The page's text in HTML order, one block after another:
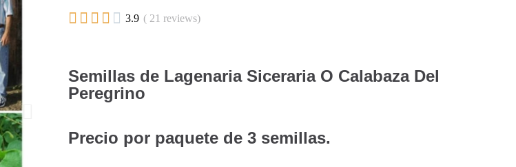
     3.9 ( 21 reviews)
Semillas de Lagenaria Siceraria O Calabaza Del
Peregrino
Precio por paquete de 3 semillas.